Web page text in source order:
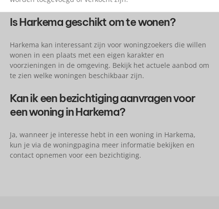
Is Harkema geschikt om te wonen?
Harkema kan interessant zijn voor woningzoekers die willen
wonen in een plaats met een eigen karakter en
voorzieningen in de omgeving. Bekijk het actuele aanbod om
te zien welke woningen beschikbaar zijn.
Kan ik een bezichtiging aanvragen voor
een woning in Harkema?
Ja, wanneer je interesse hebt in een woning in Harkema,
kun je via de woningpagina meer informatie bekijken en
contact opnemen voor een bezichtiging.